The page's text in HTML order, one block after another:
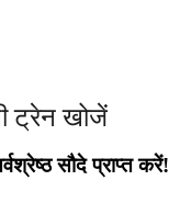
ट्रेन खोजें
सौदे प्राप्त करें!